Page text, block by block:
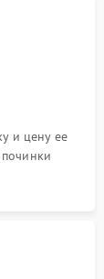
и цену ее